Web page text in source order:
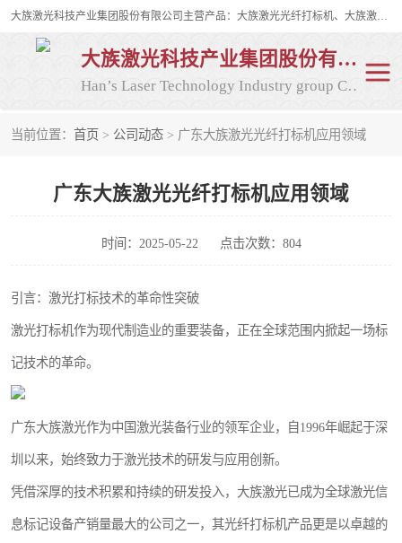
大族激光科技产业集团股份有限公司主营产品：大族激光光纤打标机、大族激光紫外打标机等，大族激光研发实力雄厚，公司拥有数百人的研发队伍，目前具有多项国际发明和国内、计算机软件着作权，多项核心技术处于国际成员之一水平，是世界上仅有的几家拥有"紫外激光"的公司之一。
大族激光科技产业集团股份有限公司
Han’s Laser Technology Industry group Co., Ltd
当前位置： 首页 > 公司动态 > 广东大族激光光纤打标机应用领域
广东大族激光光纤打标机应用领域
时间：2025-05-22 点击次数：804
引言：激光打标技术的革命性突破
激光打标机作为现代制造业的重要装备，正在全球范围内掀起一场标
记技术的革命。
广东大族激光作为中国激光装备行业的领军企业，自1996年崛起于深
圳以来，始终致力于激光技术的研发与应用创新。
凭借深厚的技术积累和持续的研发投入，大族激光已成为全球激光信
息标记设备产销量最大的公司之一，其光纤打标机产品更是以卓越的
光纤激光打标机 CO2打标机
CO2激光打标机 大族激光光纤打标机
大族激光紫外打标机
二氧化碳打标机